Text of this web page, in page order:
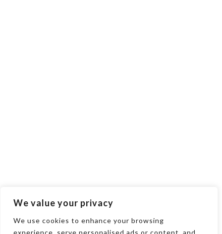
We value your privacy
We use cookies to enhance your browsing
experience, serve personalised ads or content, and